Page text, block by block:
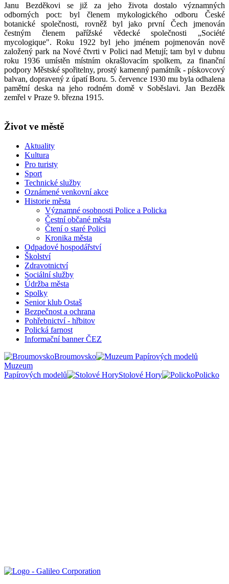
Janu Bezděkovi se již za jeho života dostalo významných
odborných poct: byl členem mykologického odboru České
botanické společnosti, rovněž byl jako první Čech jmenován
čestným členem pařížské vědecké společnosti „Société
mycologique". Roku 1922 byl jeho jménem pojmenován nově
založený park na Nové čtvrti v Polici nad Metují; tam byl v dubnu
roku 1936 umístěn místním okrašlovacím spolkem, za finanční
podpory Městské spořitelny, prostý kamenný památník - pískovcový
balvan, dopravený z úpatí Boru. 5. července 1930 mu byla odhalena
pamětní deska na jeho rodném domě v Soběslavi. Jan Bezděk
zemřel v Praze 9. března 1915.
Život ve městě
Aktuality
Kultura
Pro turisty
Sport
Technické služby
Oznámené venkovní akce
Historie města
Významné osobnosti Police a Policka
Čestní občané města
Čtení o staré Polici
Kronika města
Odpadové hospodářství
Školství
Zdravotnictví
Sociální služby
Údržba města
Spolky
Senior klub Ostaš
Bezpečnost a ochrana
Pohřebnictví - hřbitov
Polická farnost
Informační banner ČEZ
Broumovsko
Muzeum
Papírových modelů
Stolové Hory Policko